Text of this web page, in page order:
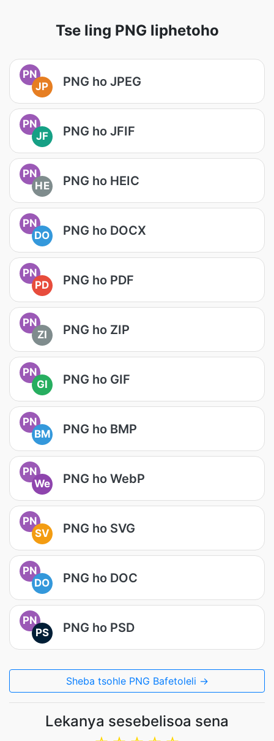
Tse ling PNG liphetoho
PN
JP
PNG ho JPEG
PN
JF
PNG ho JFIF
PN
HE
PNG ho HEIC
PN
DO
PNG ho DOCX
PN
PD
PNG ho PDF
PN
ZI
PNG ho ZIP
PN
GI
PNG ho GIF
PN
BM
PNG ho BMP
PN
We
PNG ho WebP
PN
SV
PNG ho SVG
PN
DO
PNG ho DOC
PN
PS
PNG ho PSD
Sheba tsohle PNG Bafetoleli →
Lekanya sesebelisoa sena